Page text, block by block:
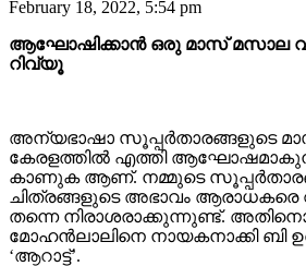
February 18, 2022, 5:54 pm
ആഘോഷിക്കാൻ ഒരു മാസ് മസാല
റിവ്യൂ
അന്യഭാഷാ സൂപ്പർതാരങ്ങളുടെ
കേരളത്തിൽ എത്തി
കാണുക ആണ്. നമ്മുടെ
ചിത്രങ്ങളുടെ അഭാവം ആരാധകരെ
തന്നെ നിരാശരാക്കുന്നുണ്ട്.
മോഹൻലാലിനെ നായകനാക്കി ബി
‘ആറാട്ട്’.